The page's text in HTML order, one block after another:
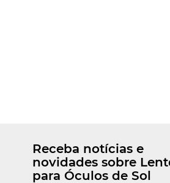
Receba notícias e
novidades sobre
para Óculos de Sol